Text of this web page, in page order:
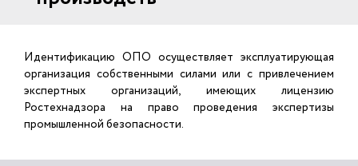
Идентификацию ОПО осуществляет эксплуатирующая
организация собственными силами или с привлечением
экспертных организаций, имеющих лицензию
Ростехнадзора на право проведения экспертизы
промышленной безопасности.